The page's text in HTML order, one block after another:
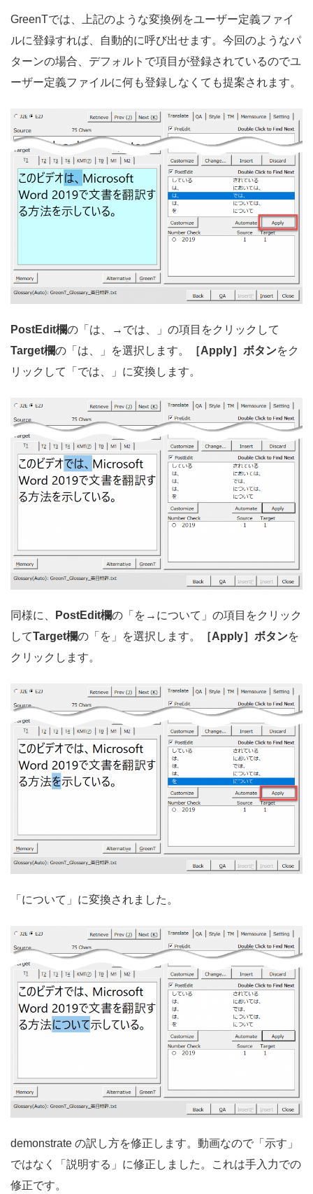
GreenTでは、上記のような変換例をユーザー定義ファイ
ルに登録すれば、自動的に呼び出せます。今回のようなパ
ターンの場合、デフォルトで項目が登録されているのでユ
ーザー定義ファイルに何も登録しなくても提案されます。
PostEdit欄の「は、→では、」の項目をクリックして
Target欄の「は、」を選択します。 ［Apply］ボタンをク
リックして「では、」に変換します。
同様に、 PostEdit欄の「を→について」の項目をクリック
してTarget欄の「を」を選択します。 ［Apply］ボタンを
クリックします。
「について」に変換されました。
demonstrate の訳し方を修正します。動画なので「示す」
ではなく「説明する」に修正しました。これは手入力での
修正です。